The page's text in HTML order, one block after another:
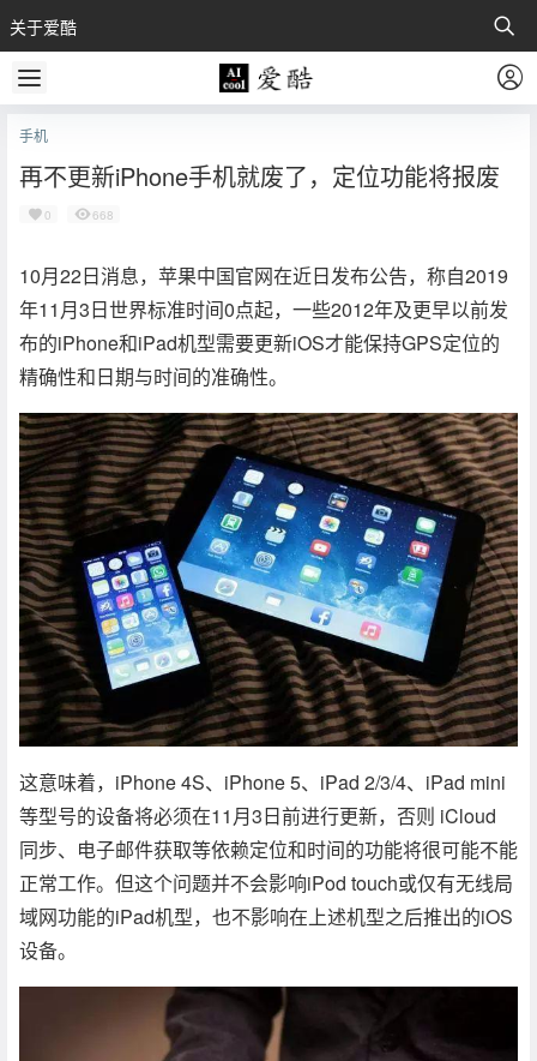
关于爱酷
手机
再不更新iPhone手机就废了，定位功能将报废
0 668
10月22日消息，苹果中国官网在近日发布公告，称自2019
年11月3日世界标准时间0点起，一些2012年及更早以前发
布的iPhone和iPad机型需要更新iOS才能保持GPS定位的
精确性和日期与时间的准确性。
这意味着，iPhone 4S、iPhone 5、iPad 2/3/4、iPad mini
等型号的设备将必须在11月3日前进行更新，否则 iCloud
同步、电子邮件获取等依赖定位和时间的功能将很可能不能
正常工作。但这个问题并不会影响iPod touch或仅有无线局
域网功能的iPad机型，也不影响在上述机型之后推出的iOS
设备。